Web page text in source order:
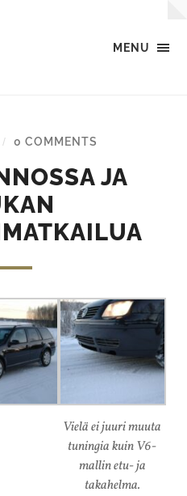
MENU
/ 0 COMMENTS
JA
Vielä ei juuri muuta
tuningia kuin V6-
mallin etu- ja
takahelma.